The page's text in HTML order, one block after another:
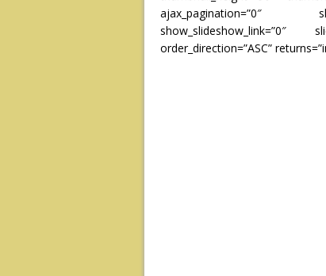
ajax_pagination=”0″
show_slideshow_link=”0″
order_direction=”ASC”